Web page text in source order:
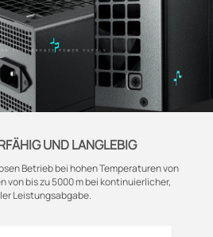
UND LANGLEBIG
Betrieb bei hohen Temperaturen von
von bis zu 5000 m bei kontinuierlicher,
Leistungsabgabe.